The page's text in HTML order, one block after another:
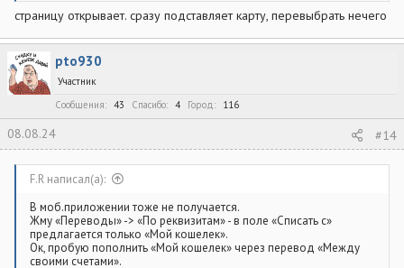
страницу открывает. сразу подставляет карту, перевыбрать нечего
pto930
Участник
Сообщения
43 Спасибо 4 Город 116
08.08.24 #14
F.R написал(а):
В моб.приложении тоже не получается.
Жму «Переводы» -> «По реквизитам» - в поле «Списать с»
предлагается только «Мой кошелек».
Ок, пробую пополнить «Мой кошелек» через перевод «Между
своими счетами».